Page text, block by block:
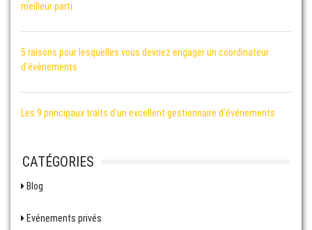
meilleur parti
5 raisons pour lesquelles vous devriez engager un coordinateur
d'événements
Les 9 principaux traits d'un excellent gestionnaire d'événements
CATÉGORIES
Blog
Evénements privés